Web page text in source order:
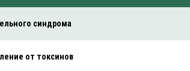
синдрома
от токсинов